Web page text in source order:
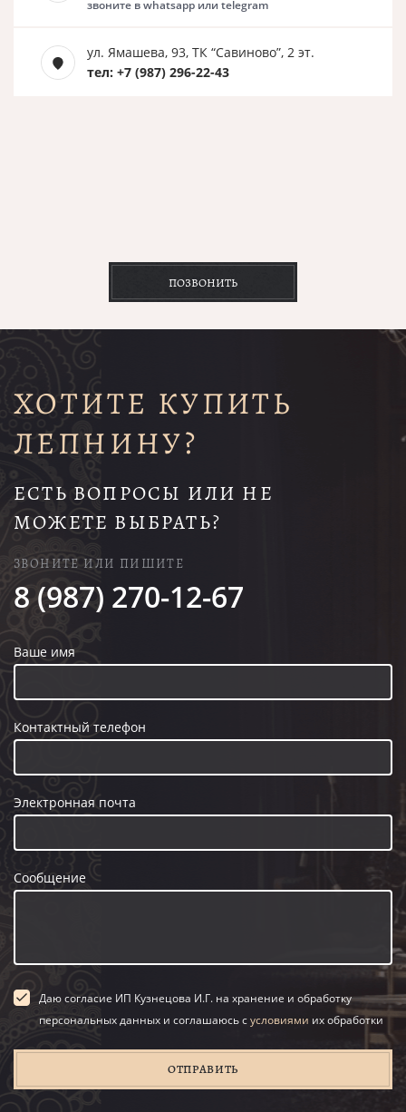
звоните в whatsapp или telegram
ул. Ямашева, 93, ТК “Савиново”, 2 эт.
тел: +7 (987) 296-22-43
ПОЗВОНИТЬ
ХОТИТЕ КУПИТЬ
ЛЕПНИНУ?
ЕСТЬ ВОПРОСЫ ИЛИ НЕ
МОЖЕТЕ ВЫБРАТЬ?
ЗВОНИТЕ ИЛИ ПИШИТЕ
8 (987) 270-12-67
Ваше имя
Контактный телефон
Электронная почта
Сообщение
Даю согласие ИП Кузнецова И.Г. на хранение и обработку
персональных данных и соглашаюсь сусловиями их обработки
ОТПРАВИТЬ